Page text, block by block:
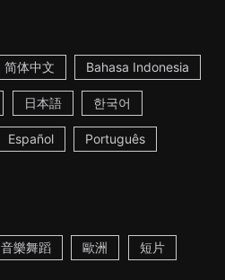
简体中文 Bahasa Indonesia
日本語 한국어
Español Português
音樂舞蹈 歐洲 短片